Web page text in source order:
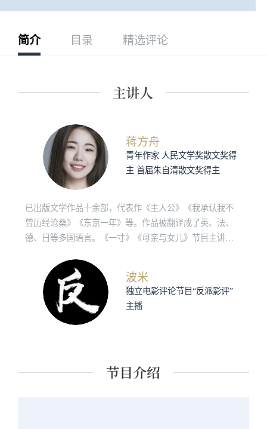
简介 目录 精选评论
蒋方舟
青年作家 人民文学奖散文奖得
主 首届朱自清散文奖得主
已出版文学作品十余部，代表作《主人公》《我承认我不
曾历经沧桑》《东京一年》等。作品被翻译成了英、法、
德、日等多国语言。《一寸》《母亲与女儿》节目主讲
波米
独立电影评论节目“反派影评”
主播